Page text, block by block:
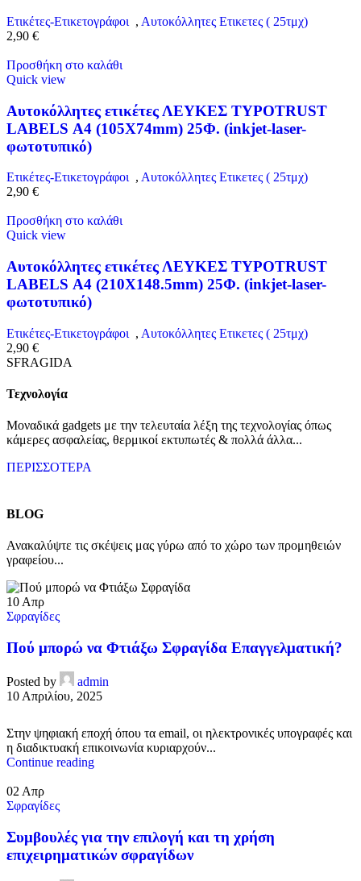
Ετικέτες-Ετικετογράφοι , Αυτοκόλλητες Ετικετες ( 25τμχ)
2,90 €
Προσθήκη στο καλάθι
Quick view
Αυτοκόλλητες ετικέτες ΛΕΥΚΕΣ TYPOTRUST
LABELS Α4 (105X74mm) 25Φ. (inkjet-laser-
φωτοτυπικό)
Ετικέτες-Ετικετογράφοι , Αυτοκόλλητες Ετικετες ( 25τμχ)
2,90 €
Προσθήκη στο καλάθι
Quick view
Αυτοκόλλητες ετικέτες ΛΕΥΚΕΣ TYPOTRUST
LABELS Α4 (210X148.5mm) 25Φ. (inkjet-laser-
φωτοτυπικό)
Ετικέτες-Ετικετογράφοι , Αυτοκόλλητες Ετικετες ( 25τμχ)
2,90 €
SFRAGIDA
Τεχνολογία
Μοναδικά gadgets με την τελευταία λέξη της τεχνολογίας όπως
κάμερες ασφαλείας, θερμικοί εκτυπωτές & πολλά άλλα...
ΠΕΡΙΣΣΟΤΕΡΑ
BLOG
Ανακαλύψτε τις σκέψεις μας γύρω από το χώρο των προμηθειών
γραφείου...
10 Απρ
Σφραγίδες
Πού μπορώ να Φτιάξω Σφραγίδα Επαγγελματική?
Posted by
admin
10 Απριλίου, 2025
Στην ψηφιακή εποχή όπου τα email, οι ηλεκτρονικές υπογραφές και
η διαδικτυακή επικοινωνία κυριαρχούν...
Continue reading
02 Απρ
Σφραγίδες
Συμβουλές για την επιλογή και τη χρήση
επιχειρηματικών σφραγίδων